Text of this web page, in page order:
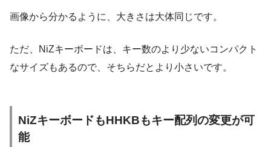
画像から分かるように、大きさは大体同じです。
ただ、NiZキーボードは、キー数のより少ないコンパクト
なサイズもあるので、そちらだとより小さいです。
NiZキーボードもHHKBもキー配列の変更が可
能